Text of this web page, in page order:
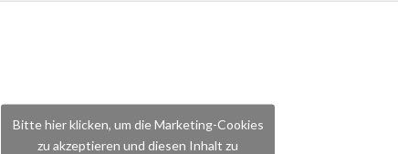
Bitte hier klicken, um die Marketing-Cookies
zu akzeptieren und diesen Inhalt zu